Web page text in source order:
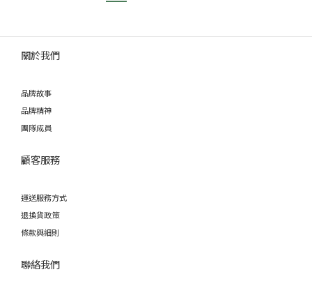
關於我們
品牌故事
品牌精神
團隊成員
顧客服務
運送服務方式
退換貨政策
條款與細則
聯絡我們